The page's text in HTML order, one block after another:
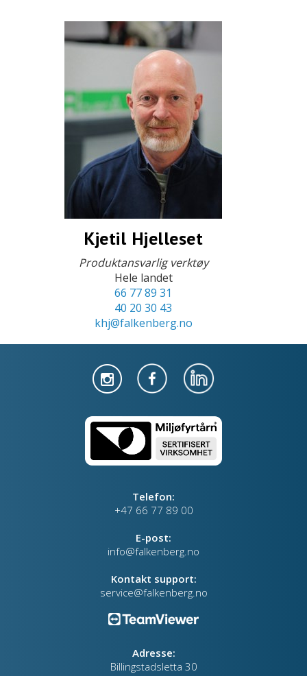
Kjetil Hjelleset
Produktansvarlig verktøy
Hele landet
66 77 89 31
40 20 30 43
khj@falkenberg.no
Telefon:
+47 66 77 89 00
E-post:
info@falkenberg.no
Kontakt support:
service@falkenberg.no
Adresse:
Billingstadsletta 30